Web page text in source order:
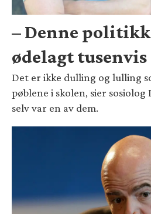
– Denne
ødelagt
Det er ikke dulling og lulling
pøblene i skolen, sier sosiolog
selv var en av dem.